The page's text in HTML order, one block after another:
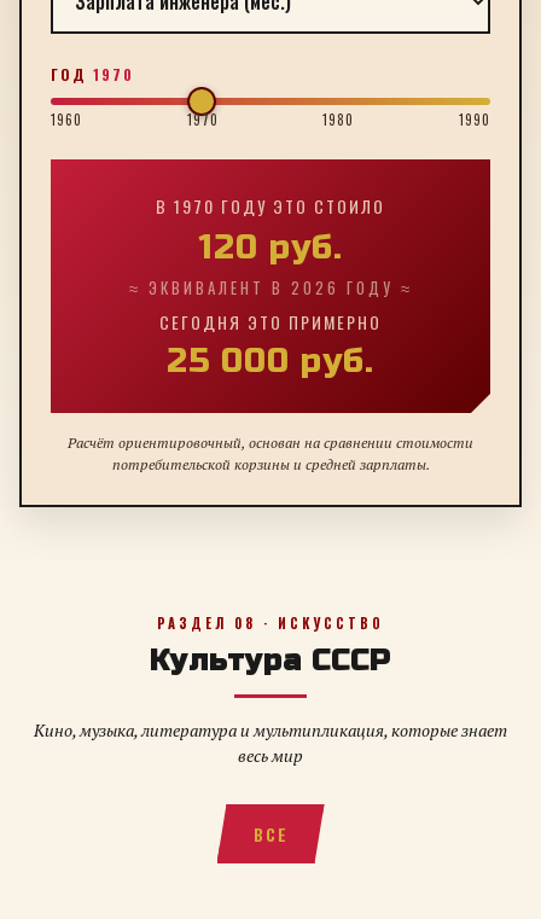
ГОД 1970
1960 1970 1980 1990
В 1970 ГОДУ ЭТО СТОИЛО
120 руб.
≈ ЭКВИВАЛЕНТ В 2026 ГОДУ ≈
СЕГОДНЯ ЭТО ПРИМЕРНО
25 000 руб.
Расчёт ориентировочный, основан на сравнении стоимости
потребительской корзины и средней зарплаты.
РАЗДЕЛ 08 · ИСКУССТВО
Культура СССР
Кино, музыка, литература и мультипликация, которые знает
весь мир
ВСЕ